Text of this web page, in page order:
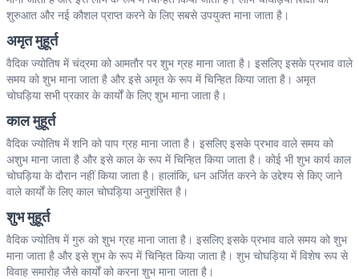
शुरुआत और नई कौशल प्राप्त करने के लिए सबसे उपयुक्त माना जाता है।
अमृत मुहूर्त
वैदिक ज्योतिष में चंद्रमा को आमतौर पर शुभ ग्रह माना जाता है। इसलिए इसके प्रभाव वाले
समय को शुभ माना जाता है और इसे अमृत के रूप में चिन्हित किया जाता है। अमृत
चोघड़िया सभी प्रकार के कार्यों के लिए शुभ माना जाता है।
काल मुहूर्त
वैदिक ज्योतिष में शनि को पाप ग्रह माना जाता है। इसलिए इसके प्रभाव वाले समय को
अशुभ माना जाता है और इसे काल के रूप में चिन्हित किया जाता है। कोई भी शुभ कार्य काल
चोघड़िया के दौरान नहीं किया जाता है। हालांकि, धन अर्जित करने के उद्देश्य से किए जाने
वाले कार्यों के लिए काल चोघड़िया अनुशंसित है।
शुभ मुहूर्त
वैदिक ज्योतिष में गुरु को शुभ ग्रह माना जाता है। इसलिए इसके प्रभाव वाले समय को शुभ
माना जाता है और इसे शुभ के रूप में चिन्हित किया जाता है। शुभ चोघड़िया में विशेष रूप से
विवाह समारोह जैसे कार्यों को करना शुभ माना जाता है।